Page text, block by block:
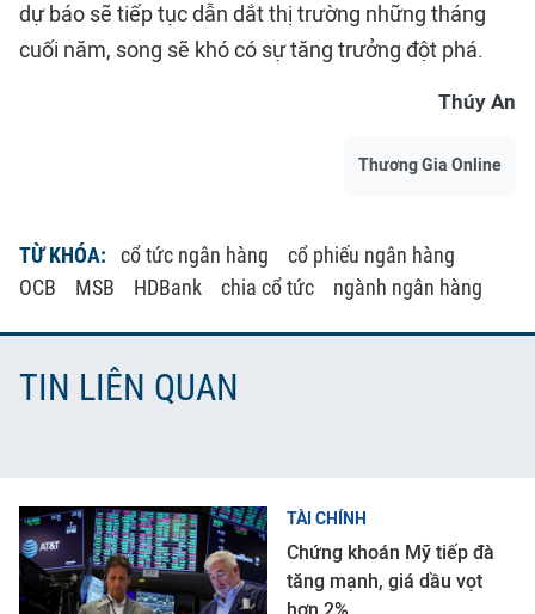
dự báo sẽ tiếp tục dẫn dắt thị trường những tháng
cuối năm, song sẽ khó có sự tăng trưởng đột phá.
Thúy An
Thương Gia Online
TỪ KHÓA: cổ tức ngân hàng
cổ phiếu ngân hàng
OCB
MSB HDBank chia cổ tức ngành ngân hàng
TIN LIÊN QUAN
TÀI CHÍNH
Chứng khoán Mỹ tiếp đà
tăng mạnh, giá dầu vọt